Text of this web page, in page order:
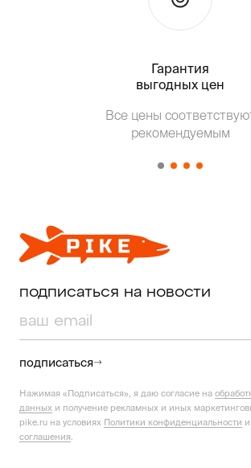
Гарантия
выгодных цен
Все цены
рекомендуемым
подписаться на новости
подписаться
Нажимая «Подписаться», я даю согласие на
данных и получение рекламных и иных
pike.ru на условиях Политики конфиденциальности и
соглашения